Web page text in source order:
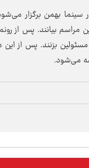
رونمایی از مستند «کی‌پاپ» روز جمعه 5 بهمن ماه در سینما بهمن
مراسم بیانند. پس از
بزنند. پس از
می‌شود.